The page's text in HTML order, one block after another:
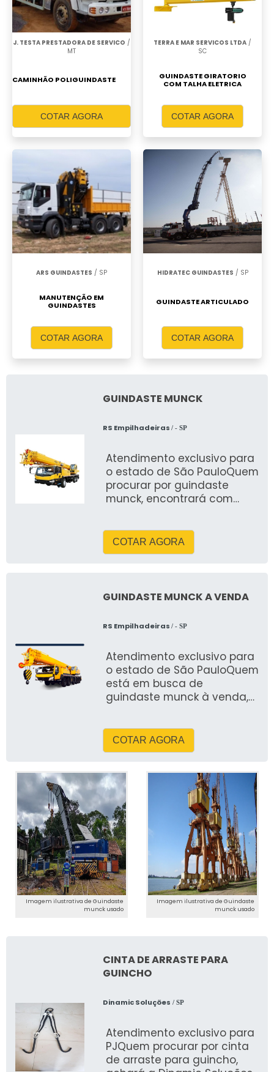
J. TESTA PRESTADORA DE SERVICO /
MT
CAMINHÃO POLIGUINDASTE
COTAR AGORA
TERRA E MAR SERVICOS LTDA /
SC
GUINDASTE GIRATORIO
COM TALHA ELETRICA
COTAR AGORA
ARS GUINDASTES / SP
MANUTENÇÃO EM
GUINDASTES
COTAR AGORA
HIDRATEC GUINDASTES / SP
GUINDASTE ARTICULADO
COTAR AGORA
GUINDASTE MUNCK
RS Empilhadeiras / - SP
Atendimento exclusivo para
o estado de São PauloQuem
procurar por guindaste
munck, encontrará com
COTAR AGORA
GUINDASTE MUNCK A VENDA
RS Empilhadeiras / - SP
Atendimento exclusivo para
o estado de São PauloQuem
está em busca de
guindaste munck à venda,
empresa
COTAR AGORA
Imagem ilustrativa de Guindaste
munck usado
Imagem ilustrativa de Guindaste
munck usado
CINTA DE ARRASTE PARA
GUINCHO
Dinamic Soluções / SP
Atendimento exclusivo para
PJQuem procurar por cinta
de arraste para guincho,